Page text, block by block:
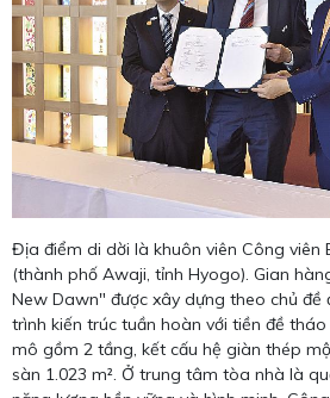
Địa điểm di dời là khuôn viên Công viên
(thành phố Awaji, tỉnh Hyogo). Gian
New Dawn" được xây dựng theo chủ đề
trình kiến trúc tuần hoàn với tiền đề
mô gồm 2 tầng, kết cấu hệ giàn thép
sàn 1.023 m². Ở trung tâm tòa nhà là